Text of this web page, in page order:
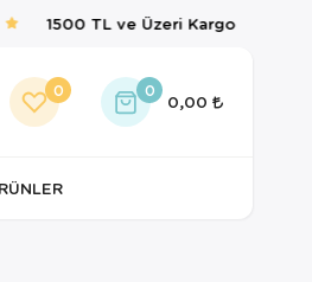
1500 TL ve Üzeri Kargo Ücretsiz
0 0
0,00